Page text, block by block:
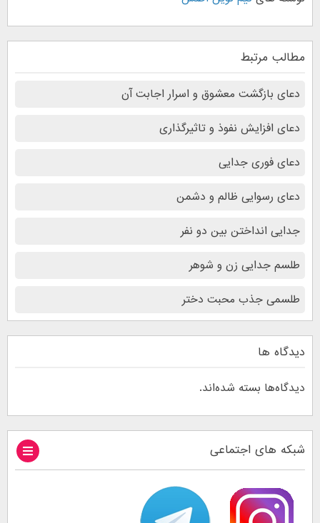
مطالب مرتبط
دعای بازگشت معشوق و اسرار اجابت آن
دعای افزایش نفوذ و تاثیرگذاری
دعای فوری جدایی
دعای رسوایی ظالم و دشمن
جدایی انداختن بین دو نفر
طلسم جدایی زن و شوهر
طلسمی جذب محبت دختر
دیدگاه ها
دیدگاه‌ها بسته شده‌اند.
شبکه های اجتماعی